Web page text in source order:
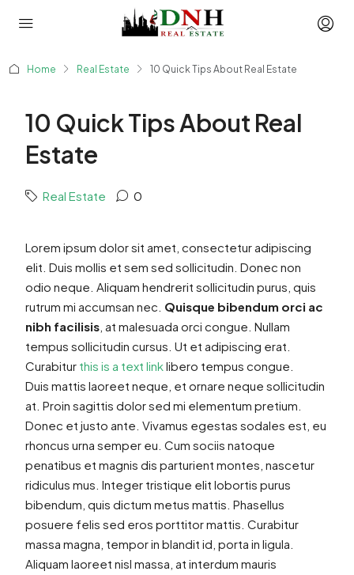
Home Real Estate 10 Quick Tips About Real Estate
10 Quick Tips About Real
Estate
Real Estate 0
Lorem ipsum dolor sit amet, consectetur adipiscing
elit. Duis mollis et sem sed sollicitudin. Donec non
odio neque. Aliquam hendrerit sollicitudin purus, quis
rutrum mi accumsan nec. Quisque bibendum orci ac
nibh facilisis , at malesuada orci congue. Nullam
tempus sollicitudin cursus. Ut et adipiscing erat.
Curabitur this is a text linklibero tempus congue.
Duis mattis laoreet neque, et ornare neque sollicitudin
at. Proin sagittis dolor sed mi elementum pretium.
Donec et justo ante. Vivamus egestas sodales est, eu
rhoncus urna semper eu. Cum sociis natoque
penatibus et magnis dis parturient montes, nascetur
ridiculus mus. Integer tristique elit lobortis purus
bibendum, quis dictum metus mattis. Phasellus
posuere felis sed eros porttitor mattis. Curabitur
massa magna, tempor in blandit id, porta in ligula.
Aliquam laoreet nisl massa, at interdum mauris